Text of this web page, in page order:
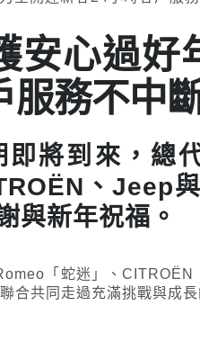
安心過好
務不中
即將到來，總
、Jeep
與新年祝福。
「蛇迷」、
合共同走過充滿挑戰與成長